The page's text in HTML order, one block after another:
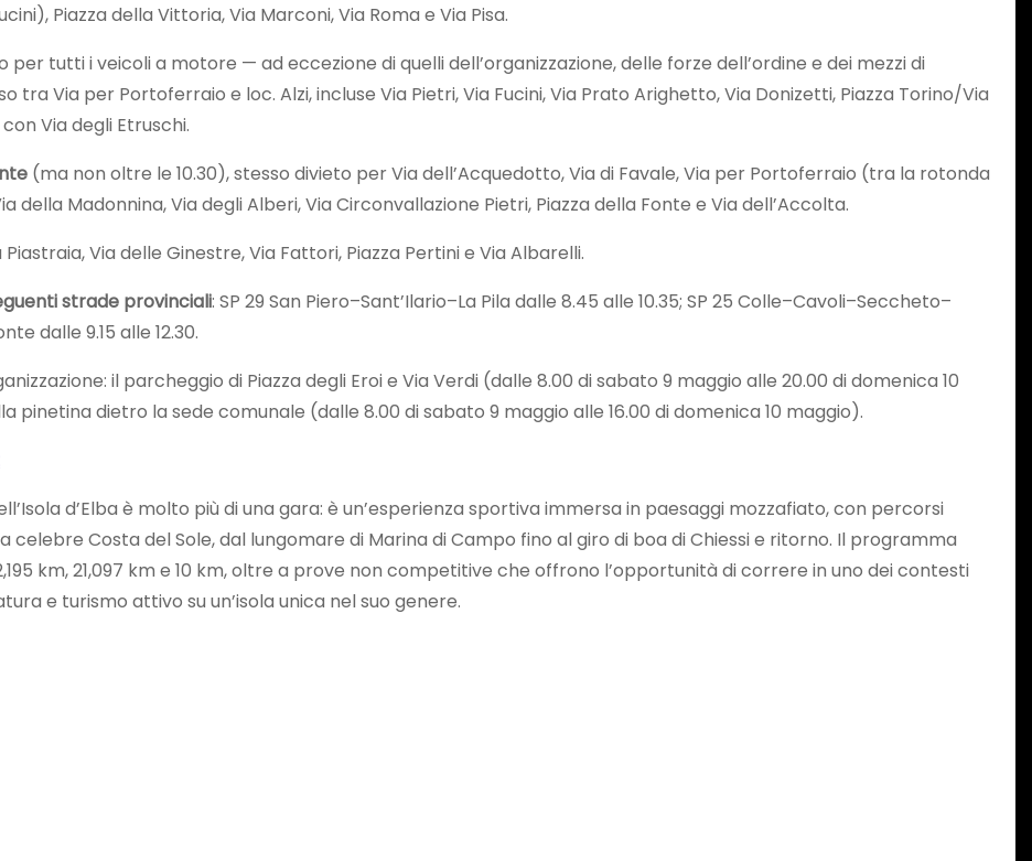
Piazza della Vittoria, Via Marconi, Via Roma e Via Pisa.
tutti i veicoli a motore — ad eccezione di quelli dell’organizzazione, delle forze dell’ordine e dei mezzi di
Via per Portoferraio e loc. Alzi, incluse Via Pietri, Via Fucini, Via Prato Arighetto, Via Donizetti, Piazza Torino/Via
Via degli Etruschi.
(ma non oltre le 10.30), stesso divieto per Via dell’Acquedotto, Via di Favale, Via per Portoferraio (tra la rotonda
della Madonnina, Via degli Alberi, Via Circonvallazione Pietri, Piazza della Fonte e Via dell’Accolta.
Via delle Ginestre, Via Fattori, Piazza Pertini e Via Albarelli.
strade provinciali: SP 29 San Piero–Sant’Ilario–La Pila dalle 8.45 alle 10.35; SP 25 Colle–Cavoli–Seccheto–
dalle 9.15 alle 12.30.
il parcheggio di Piazza degli Eroi e Via Verdi (dalle 8.00 di sabato 9 maggio alle 20.00 di domenica 10
pinetina dietro la sede comunale (dalle 8.00 di sabato 9 maggio alle 16.00 di domenica 10 maggio).
d’Elba è molto più di una gara: è un’esperienza sportiva immersa in paesaggi mozzafiato, con percorsi
Costa del Sole, dal lungomare di Marina di Campo fino al giro di boa di Chiessi e ritorno. Il programma
km, 21,097 km e 10 km, oltre a prove non competitive che offrono l’opportunità di correre in uno dei contesti
e turismo attivo su un’isola unica nel suo genere.